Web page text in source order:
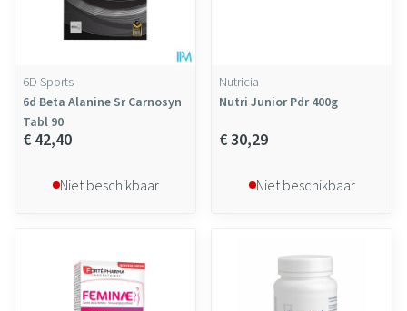
6D Sports
6d Beta Alanine Sr Carnosyn
Tabl 90
€ 42,40
Niet beschikbaar
Nutricia
Nutri Junior Pdr 400g
€ 30,29
Niet beschikbaar